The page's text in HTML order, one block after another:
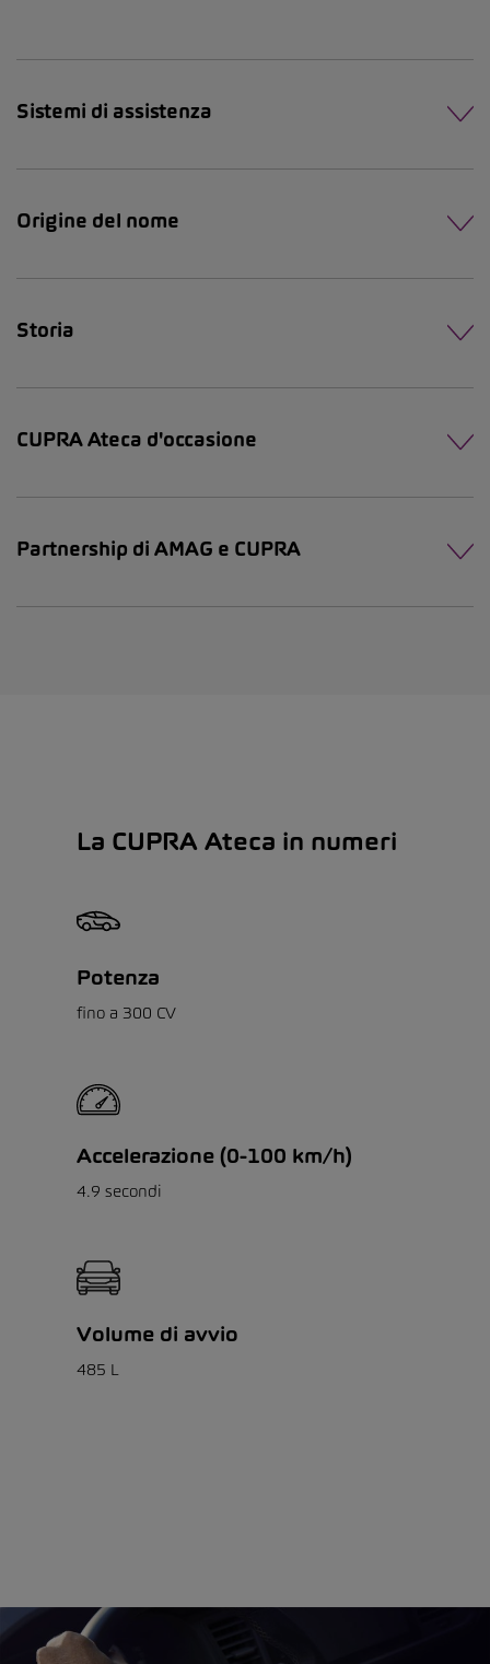
Sistemi di assistenza
Origine del nome
Storia
CUPRA Ateca d'occasione
Partnership di AMAG e CUPRA
La CUPRA Ateca in numeri
Potenza
fino a 300 CV
Accelerazione (0-100 km/h)
4.9 secondi
Volume di avvio
485 L